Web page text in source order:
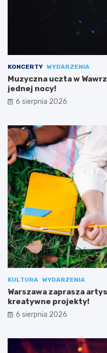
KONCERTY WYDARZENIA
Muzyczna uczta w
jednej nocy!
6 sierpnia 2026
KULTURA WYDARZENIA
Warszawa zaprasza
kreatywne projekty!
6 sierpnia 2026